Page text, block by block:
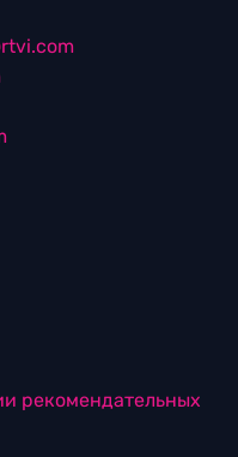
рекомендательных